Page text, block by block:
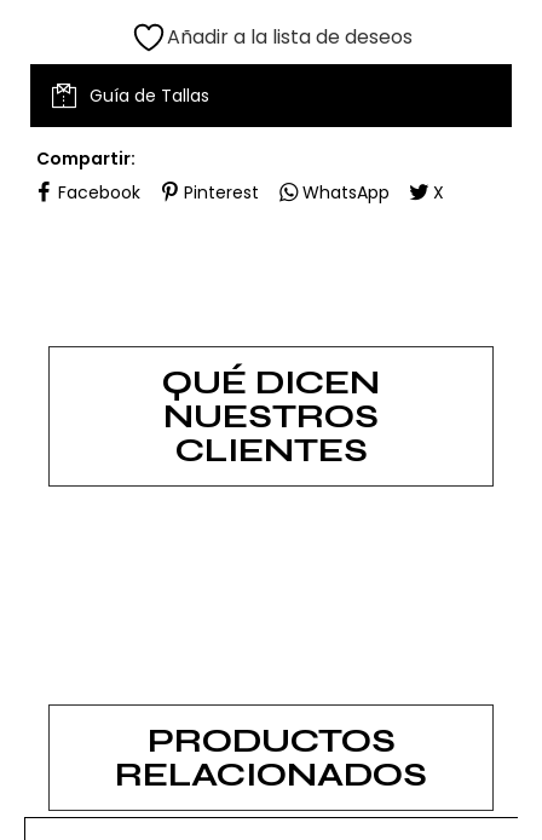
Añadir a la lista de deseos
Guía de Tallas
Compartir:
Facebook
Pinterest WhatsApp X
QUÉ DICEN
NUESTROS
CLIENTES
PRODUCTOS
RELACIONADOS